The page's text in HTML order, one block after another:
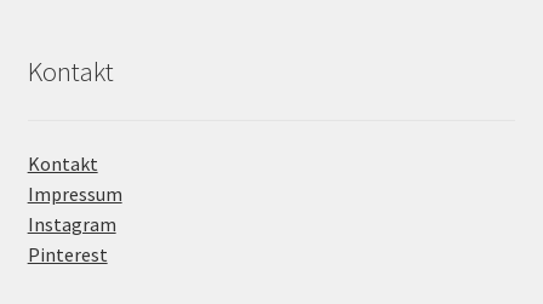
Kontakt
Kontakt
Impressum
Instagram
Pinterest